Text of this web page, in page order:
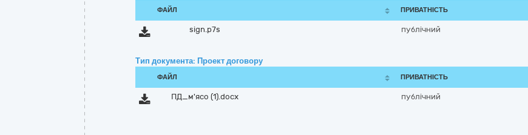
ФАЙЛ ПРИВАТНІСТЬ
sign.p7s публічний
Тип документа: Проект договору
ФАЙЛ ПРИВАТНІСТЬ
ПД_м'ясо (1).docx публічний